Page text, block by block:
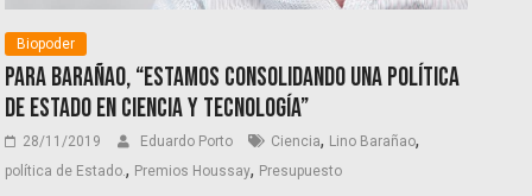
Biopoder
Para Barañao, “estamos consolidando una Política
de Estado en ciencia y tecnología”
28/11/2019 Eduardo Porto Ciencia, Lino Barañao,
política de Estado., Premios Houssay, Presupuesto